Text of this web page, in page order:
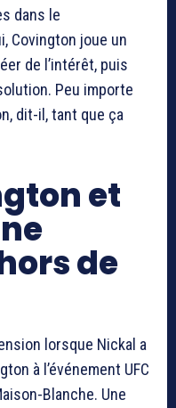
dans le
Covington joue un
de l’intérêt, puis
Peu importe
dit-il, tant que ça
et
de
lorsque Nickal a
à l’événement UFC
Blanche. Une